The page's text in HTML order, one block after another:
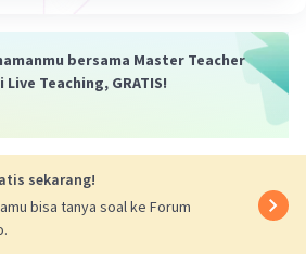
bersama Master Teacher
Live Teaching, GRATIS!
sekarang!
bisa tanya soal ke Forum